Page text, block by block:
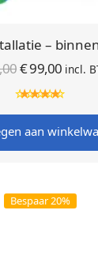
–
prijs was:
€ 149,00.
€99,00
€
incl.
aan
Bespaar 20%